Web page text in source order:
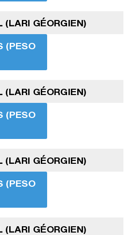
(LARI GÉORGIEN)
(PESO
(LARI GÉORGIEN)
(PESO
(LARI GÉORGIEN)
(PESO
(LARI GÉORGIEN)